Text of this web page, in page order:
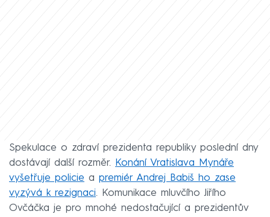
Spekulace o zdraví prezidenta republiky poslední dny
dostávají další rozměr. Konání Vratislava Mynáře
vyšetřuje policie a premiér Andrej Babiš ho zase
vyzývá k rezignaci. Komunikace mluvčího Jiřího
Ovčáčka je pro mnohé nedostačující a prezidentův